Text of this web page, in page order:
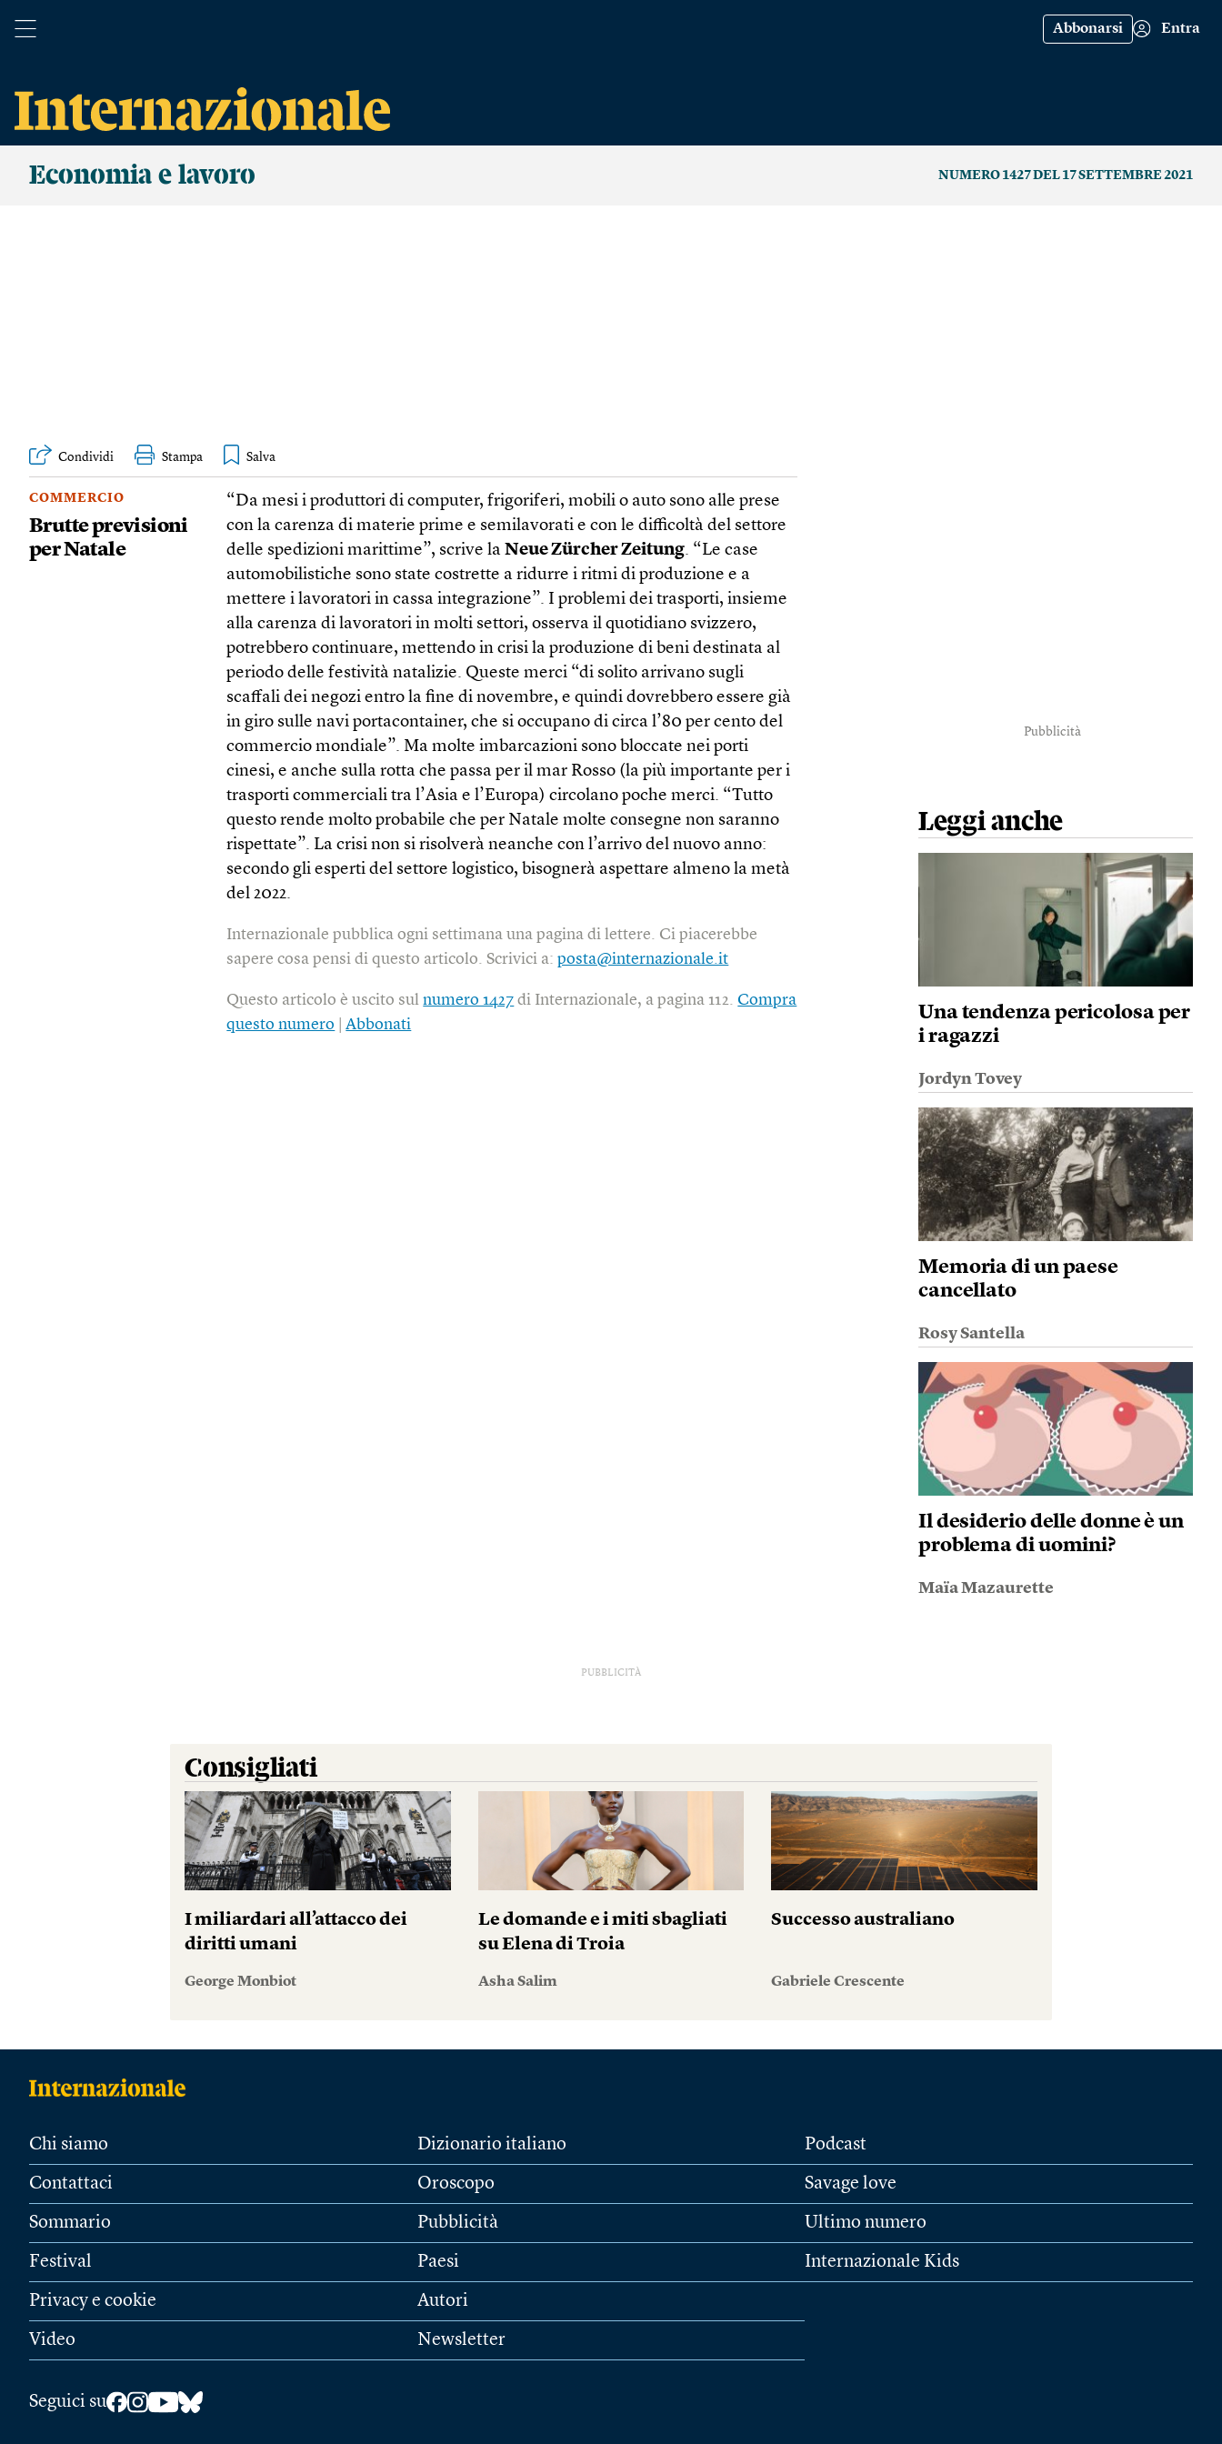
Abbonarsi Entra
Economia e lavoro NUMERO 1427 DEL 17 SETTEMBRE 2021
Condividi Stampa
COMMERCIO
Brutte previsioni
per Natale
“Da mesi i produttori di computer, frigoriferi, mobili o auto sono alle prese
con la carenza di materie prime e semilavorati e con le difficoltà del settore
delle spedizioni marittime”, scrive laNeue Zürcher Zeitung. “Le case
automobilistiche sono state costrette a ridurre i ritmi di produzione e a
mettere i lavoratori in cassa integrazione”. I problemi dei trasporti, insieme
alla carenza di lavoratori in molti settori, osserva il quotidiano svizzero,
potrebbero continuare, mettendo in crisi la produzione di beni destinata al
periodo delle festività natalizie. Queste merci “di solito arrivano sugli
scaffali dei negozi entro la fine di novembre, e quindi dovrebbero essere già
in giro sulle navi portacontainer, che si occupano di circa l’80 per cento del
commercio mondiale”. Ma molte imbarcazioni sono bloccate nei porti
cinesi, e anche sulla rotta che passa per il mar Rosso (la più importante per i
trasporti commerciali tra l’Asia e l’Europa) circolano poche merci. “Tutto
questo rende molto probabile che per Natale molte consegne non saranno
rispettate”. La crisi non si risolverà neanche con l’arrivo del nuovo anno:
secondo gli esperti del settore logistico, bisognerà aspettare almeno la metà
del 2022.
Internazionale pubblica ogni settimana una pagina di lettere. Ci piacerebbe
sapere cosa pensi di questo articolo. Scrivici a:posta@internazionale.it
Questo articolo è uscito sulnumero 1427 di Internazionale, a pagina 112.Compra
questo numero |Abbonati
Pubblicità
Leggi anche
Una tendenza pericolosa per
i ragazzi
Jordyn Tovey
Memoria di un paese
cancellato
Rosy Santella
Il desiderio delle donne è un
problema di uomini?
Maïa Mazaurette
PUBBLICITÀ
Consigliati
I miliardari all’attacco dei
diritti umani
George Monbiot
Le domande e i miti sbagliati
su Elena di Troia
Asha Salim
Successo australiano
Gabriele Crescente
Chi siamo
Contattaci
Sommario
Festival
Privacy e cookie
Video
Dizionario italiano
Oroscopo
Pubblicità
Paesi
Autori
Newsletter
Podcast
Savage love
Ultimo numero
Internazionale Kids
Seguici su